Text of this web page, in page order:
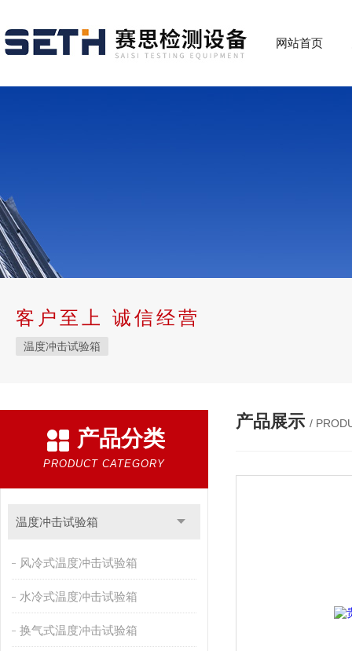
网站首页
客户至上 诚信经营
温度冲击试验箱
产品分类
PRODUCT CATEGORY
温度冲击试验箱
风冷式温度冲击试验箱
水冷式温度冲击试验箱
换气式温度冲击试验箱
产品展示 /